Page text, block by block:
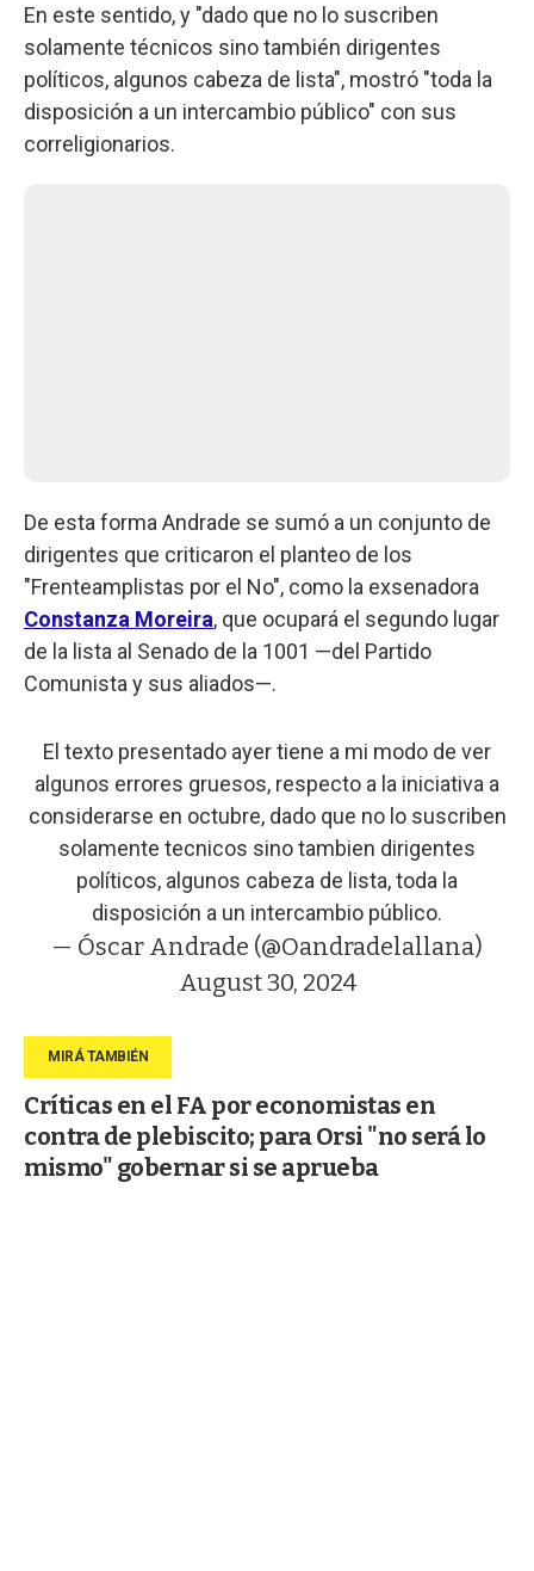
En este sentido, y "dado que no lo suscriben
solamente técnicos sino también dirigentes
políticos, algunos cabeza de lista", mostró "toda la
disposición a un intercambio público" con sus
correligionarios.
De esta forma Andrade se sumó a un conjunto de
dirigentes que criticaron el planteo de los
"Frenteamplistas por el No", como la exsenadora
Constanza Moreira, que ocupará el segundo lugar
de la lista al Senado de la 1001 —del Partido
Comunista y sus aliados—.
El texto presentado ayer tiene a mi modo de ver
algunos errores gruesos, respecto a la iniciativa a
considerarse en octubre, dado que no lo suscriben
solamente tecnicos sino tambien dirigentes
políticos, algunos cabeza de lista, toda la
disposición a un intercambio público.
— Óscar Andrade (@Oandradelallana)
August 30, 2024
Críticas en el FA por economistas en
contra de plebiscito; para Orsi "no será lo
mismo" gobernar si se aprueba